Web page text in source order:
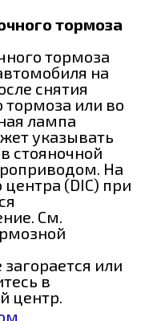
тормоза
тормоза
на
снятия
тормоза или во
лампа
указывать
стояночной
На
(DIC) при
См.
или
в
центр.